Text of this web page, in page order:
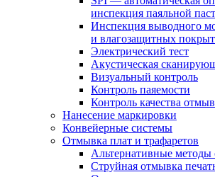
инспекция паяльной
Инспекция выводного
и влагозащитных
Электрический тест
Акустическая
Визуальный контроль
Контроль паяемости
Контроль качества
Нанесение маркировки
Конвейерные системы
Отмывка плат и трафаретов
Альтернативные методы
Струйная отмывка